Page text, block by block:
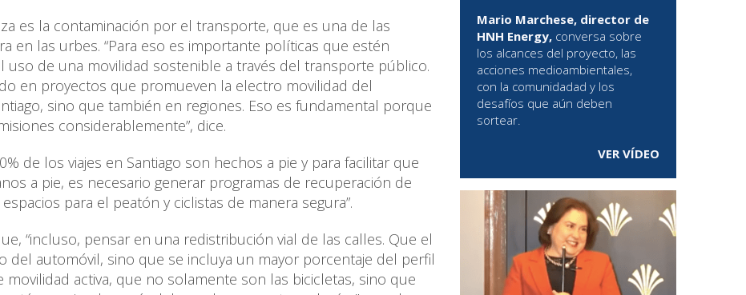
es la contaminación por el transporte, que es una de las
en las urbes. “Para eso es importante políticas que estén
de una movilidad sostenible a través del transporte público.
en proyectos que promueven la electro movilidad del
sino que también en regiones. Eso es fundamental porque
considerablemente”, dice.
de los viajes en Santiago son hechos a pie y para facilitar que
a pie, es necesario generar programas de recuperación de
para el peatón y ciclistas de manera segura”.
“incluso, pensar en una redistribución vial de las calles. Que el
del automóvil, sino que se incluya un mayor porcentaje del perfil
activa, que no solamente son las bicicletas, sino que
Mario Marchese, director de
HNH Energy, conversa sobre
los alcances del proyecto, las
acciones medioambientales,
con la comunidadad y los
desafíos que aún deben
sortear.
VER VÍDEO